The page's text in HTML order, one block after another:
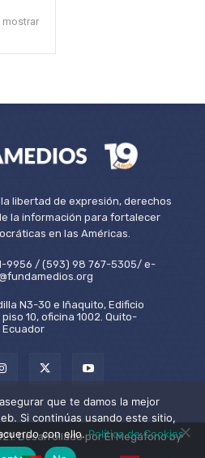
mostrar
libertad de expresión, derechos
la información para fortalecer
en las Américas.
9956 / (593) 98 767-5305/ e-
N3-30 e Iñaquito, Edificio
10, oficina 1002. Quito-
Ecuador
Desarrollado por El Megáfono by
que te damos la mejor
Si continúas usando este sitio,
con ello.Política de Cookies